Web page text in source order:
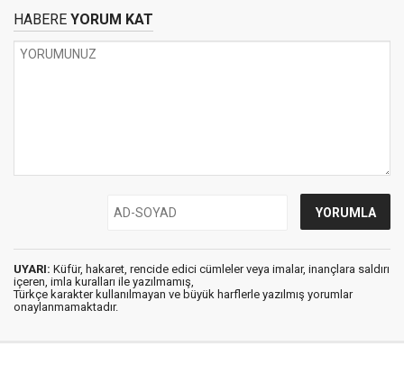
HABERE YORUM KAT
UYARI: Küfür, hakaret, rencide edici cümleler veya imalar, inançlara saldırı
içeren, imla kuralları ile yazılmamış,
Türkçe karakter kullanılmayan ve büyük harflerle yazılmış yorumlar
onaylanmamaktadır.